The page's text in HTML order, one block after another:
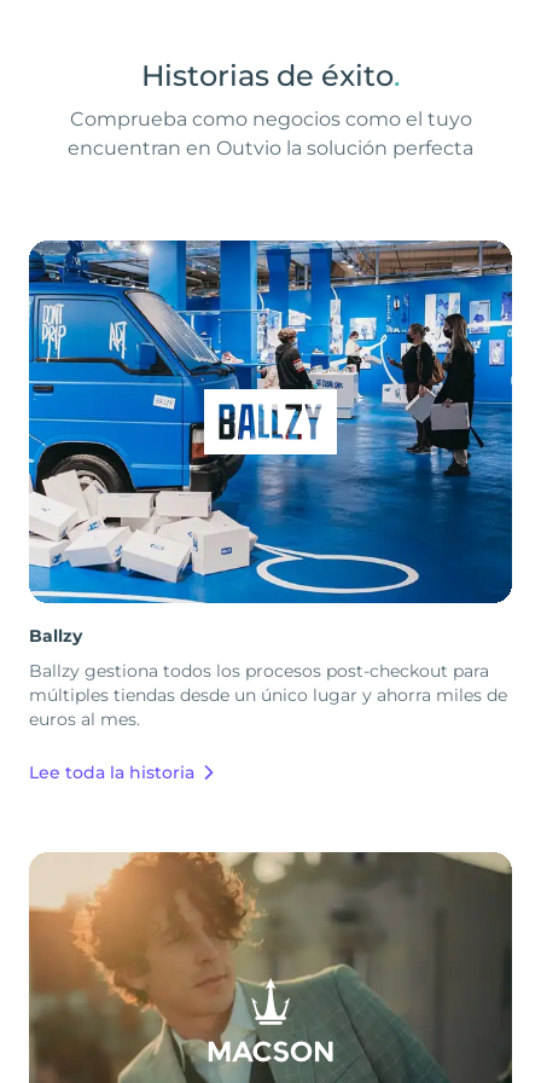
Historias de éxito.
Comprueba como negocios como el tuyo
encuentran en Outvio la solución perfecta
Ballzy
Ballzy gestiona todos los procesos post-checkout para
múltiples tiendas desde un único lugar y ahorra miles de
euros al mes.
Lee toda la historia